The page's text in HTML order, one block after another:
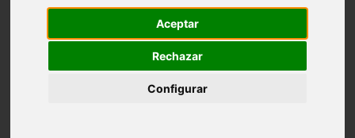
Aceptar
Rechazar
Configurar
HuomanTech 2024
Actuaciones